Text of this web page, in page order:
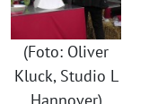
(Foto: Oliver
Kluck, Studio L